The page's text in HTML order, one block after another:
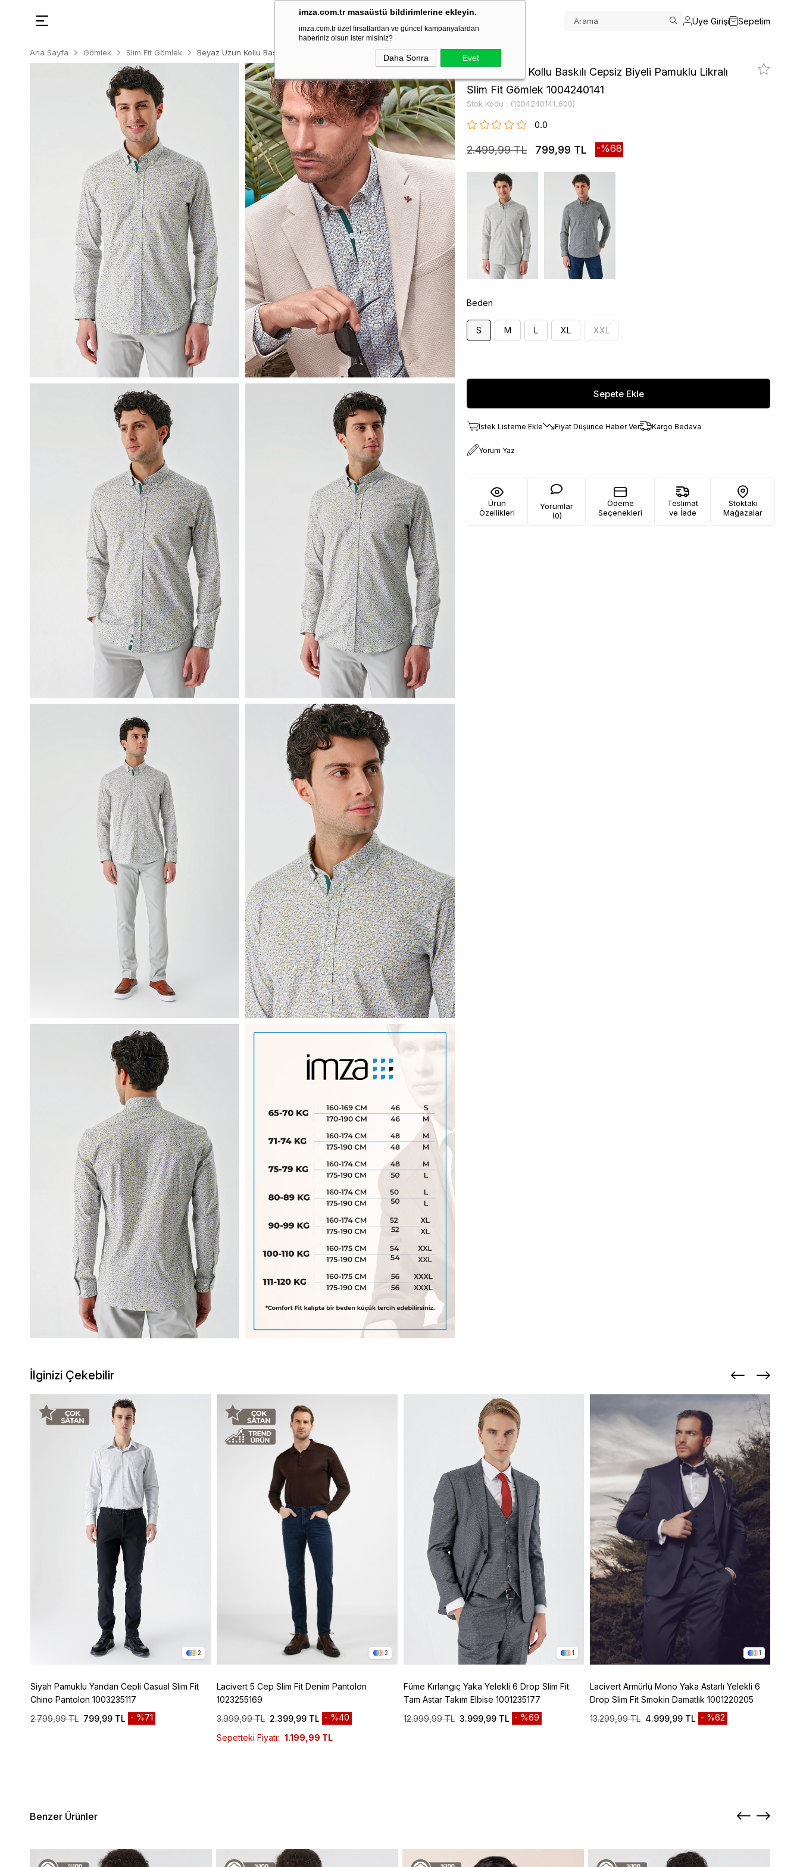
imza.com.tr masaüstü bildirimlerine ekleyin.
imza.com.tr özel fırsatlardan ve güncel kampanyalardan
haberiniz olsun ister misiniz?
Daha Sonra Evet
Üye Girişi Sepetim
Ana Sayfa Gömlek Slim Fit Gömlek Beyaz Uzun Kollu Baskılı Cepsiz Biyeli Pamuklu Likralı Slim Fit Gömlek 1004240141
Beyaz Uzun Kollu Baskılı Cepsiz Biyeli Pamuklu Likralı
Slim Fit Gömlek 1004240141
Stok Kodu (1004240141_600)
0.0
2.499,99 TL 799,99 TL 68
Beden
S M L XL XXL
İstek Listeme Ekle Fiyat Düşünce Haber Ver Kargo Bedava
Yorum Yaz
Ürün
Özellikleri
Yorumlar
(0)
Ödeme
Seçenekleri
Teslimat
ve İade
Stoktaki
Mağazalar
İlginizi Çekebilir
2
Siyah Pamuklu Yandan Cepli Casual Slim Fit
Chino Pantolon 1003235117
2.799,99 TL 799,99 TL %71
2
Lacivert 5 Cep Slim Fit Denim Pantolon
1023255169
3.999,99 TL 2.399,99 TL
%40
Sepetteki Fiyatı: 1.199,99 TL
1
Füme Kırlangıç Yaka Yelekli 6 Drop Slim Fit
Tam Astar Takım Elbise 1001235177
12.999,99 TL 3.999,99 TL %69
1
Lacivert Armürlü Mono Yaka Astarlı Yelekli 6
Drop Slim Fit Smokin Damatlık 1001220205
13.299,99 TL 4.999,99 TL %62
Benzer Ürünler